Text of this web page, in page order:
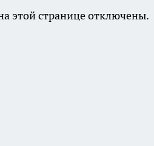
этой странице отключены.